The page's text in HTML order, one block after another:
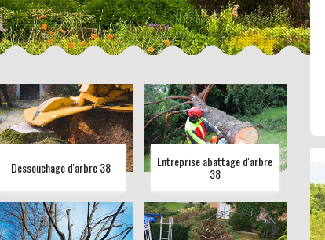
Dessouchage d'arbre 38 Entreprise abattage d'arbre
38